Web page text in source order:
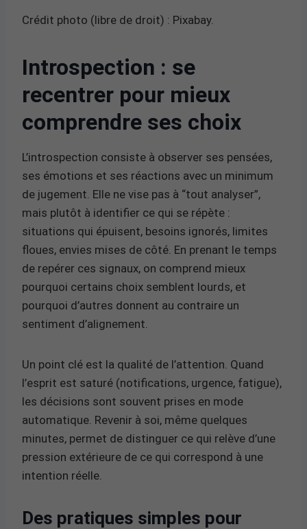
Crédit photo (libre de droit) : Pixabay.
Introspection : se
recentrer pour mieux
comprendre ses choix
L’introspection consiste à observer ses pensées,
ses émotions et ses réactions avec un minimum
de jugement. Elle ne vise pas à “tout analyser”,
mais plutôt à identifier ce qui se répète :
situations qui épuisent, besoins ignorés, limites
floues, envies mises de côté. En prenant le temps
de repérer ces signaux, on comprend mieux
pourquoi certains choix semblent lourds, et
pourquoi d’autres donnent au contraire un
sentiment d’alignement.
Un point clé est la qualité de l’attention. Quand
l’esprit est saturé (notifications, urgence, fatigue),
les décisions sont souvent prises en mode
automatique. Revenir à soi, même quelques
minutes, permet de distinguer ce qui relève d’une
pression extérieure de ce qui correspond à une
intention réelle.
Des pratiques simples pour